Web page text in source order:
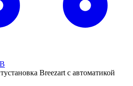
Breezart с автоматикой